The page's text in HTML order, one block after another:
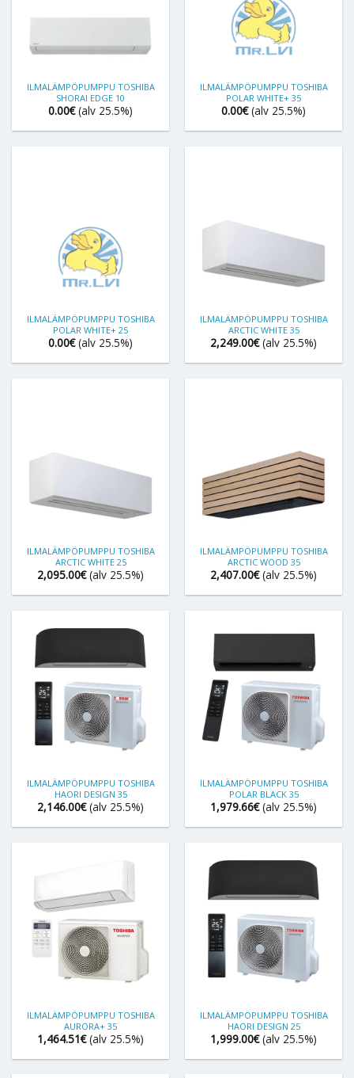
ILMALÄMPÖPUMPPU TOSHIBA
SHORAI EDGE 10
0.00€ (alv 25.5%)
ILMALÄMPÖPUMPPU TOSHIBA
POLAR WHITE+ 35
0.00€ (alv 25.5%)
ILMALÄMPÖPUMPPU TOSHIBA
POLAR WHITE+ 25
0.00€ (alv 25.5%)
ILMALÄMPÖPUMPPU TOSHIBA
ARCTIC WHITE 35
2,249.00€ (alv 25.5%)
ILMALÄMPÖPUMPPU TOSHIBA
ARCTIC WHITE 25
2,095.00€ (alv 25.5%)
ILMALÄMPÖPUMPPU TOSHIBA
ARCTIC WOOD 35
2,407.00€ (alv 25.5%)
ILMALÄMPÖPUMPPU TOSHIBA
HAORI DESIGN 35
2,146.00€ (alv 25.5%)
ILMALÄMPÖPUMPPU TOSHIBA
POLAR BLACK 35
1,979.66€ (alv 25.5%)
ILMALÄMPÖPUMPPU TOSHIBA
AURORA+ 35
1,464.51€ (alv 25.5%)
ILMALÄMPÖPUMPPU TOSHIBA
HAORI DESIGN 25
1,999.00€ (alv 25.5%)